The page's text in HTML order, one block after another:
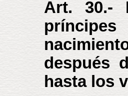
Art. 30.-
después
hasta los